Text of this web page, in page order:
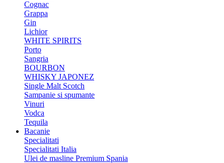
Cognac
Grappa
Gin
Lichior
WHITE SPIRITS
Porto
Sangria
BOURBON
WHISKY JAPONEZ
Single Malt Scotch
Sampanie si spumante
Vinuri
Vodca
Tequila
Bacanie
Specialitati
Specialitati Italia
Ulei de masline Premium Spania